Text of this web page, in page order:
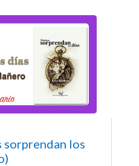
sorprendan los